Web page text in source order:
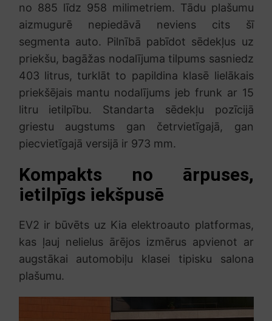
no 885 līdz 958 milimetriem. Tādu plašumu
aizmugurē nepiedāvā neviens cits šī
segmenta auto. Pilnībā pabīdot sēdekļus uz
priekšu, bagāžas nodalījuma tilpums sasniedz
403 litrus, turklāt to papildina klasē lielākais
priekšējais mantu nodalījums jeb frunk ar 15
litru ietilpību. Standarta sēdekļu pozīcijā
griestu augstums gan četrvietīgajā, gan
piecvietīgajā versijā ir 973 mm.
Kompakts no ārpuses,
ietilpīgs iekšpusē
EV2 ir būvēts uz Kia elektroauto platformas,
kas ļauj nelielus ārējos izmērus apvienot ar
augstākai automobiļu klasei tipisku salona
plašumu.